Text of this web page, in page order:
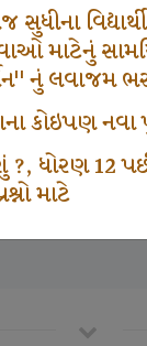
સુધીના
માટેનું
નું લવાજમ
કોઇપણ
?, ધોરણ 12
માટે
School In